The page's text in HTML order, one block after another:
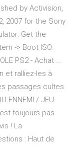
by Activision,
2007 for the Sony
Get the
-> Boot ISO.
PS2 - Achat ...
et ralliez-les à
passages cultes
ENNEMI / JEU
toujours pas
! La
: Haut de